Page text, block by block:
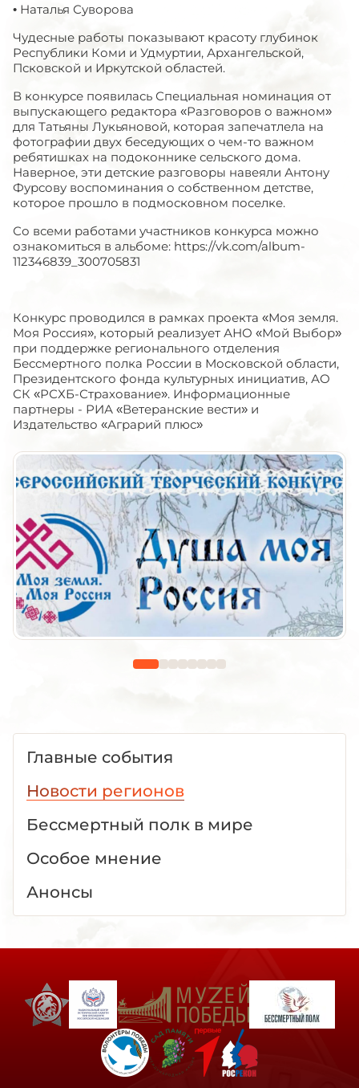
• Наталья Суворова
Чудесные работы показывают красоту глубинок
Республики Коми и Удмуртии, Архангельской,
Псковской и Иркутской областей.
В конкурсе появилась Специальная номинация от
выпускающего редактора «Разговоров о важном»
для Татьяны Лукьяновой, которая запечатлела на
фотографии двух беседующих о чем-то важном
ребятишках на подоконнике сельского дома.
Наверное, эти детские разговоры навеяли Антону
Фурсову воспоминания о собственном детстве,
которое прошло в подмосковном поселке.
Со всеми работами участников конкурса можно
ознакомиться в альбоме: https://vk.com/album-
112346839_300705831
Конкурс проводился в рамках проекта «Моя земля.
Моя Россия», который реализует АНО «Мой Выбор»
при поддержке регионального отделения
Бессмертного полка России в Московской области,
Президентского фонда культурных инициатив, АО
СК «РСХБ-Страхование». Информационные
партнеры - РИА «Ветеранские вести» и
Издательство «Аграрий плюс»
Главные события
Новости регионов
Бессмертный полк в мире
Особое мнение
Анонсы